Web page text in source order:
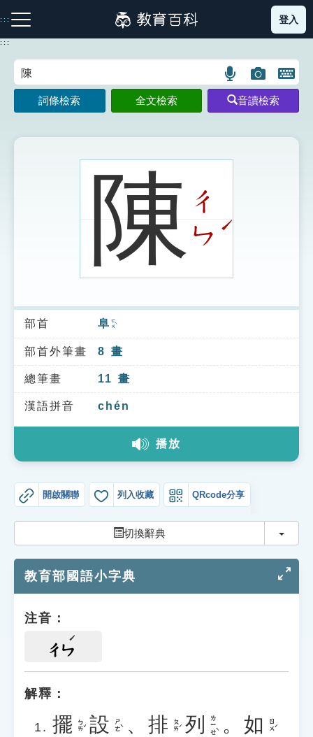
到
主
:::
注音索引圖示 筆畫索引圖示 部首索引表圖示
索引選單
知識索引
單字索引
生命大百科索引
教學應用
貓頭鷹博士
登入
:::
語
言
搜
示
圖
片
搜
開
鍵
圖
詞條檢索 全文檢索 音讀檢索
陳ㄔ
ㄣˊ
部首 阜 ㄈㄨˋ
部首外筆畫 8 畫
總筆畫 11 畫
漢語拼音 chén
播放
開啟關聯 列入收藏 QRcode分享
切換辭典 切換
教育部國語小字典
注音：
ㄔㄣ
解釋：
擺 ㄅㄞˇ 設 ㄕㄜˋ 、 排 ㄆㄞˊ 列 ㄌㄧㄝˋ 。 如 ㄖㄨˊ